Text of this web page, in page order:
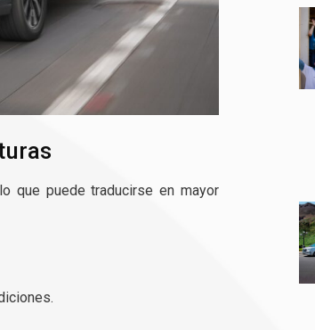
que puede traducirse en mayor